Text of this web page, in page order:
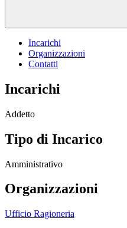
Incarichi
Organizzazioni
Contatti
Incarichi
Addetto
Tipo di Incarico
Amministrativo
Organizzazioni
Ufficio Ragioneria